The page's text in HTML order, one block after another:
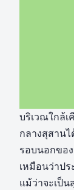
บริเวณใกล้
กลางสุสานไ
รอบนอกขอ
เหมือนว่าป
แม้ว่าจะเป็